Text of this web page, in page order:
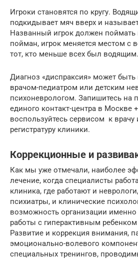
Игроки становятся по кругу.
подкидывает мяч вверх и
Названный игрок должен поймать
пойман, игрок меняется местом с
тот, кто меньше всех был водящим.
Диагноз «диспраксия» может быть
врачом-педиатром или детским
психоневрологом. Запишитесь на
единого контакт-центра в Москве
воспользуйтесь сервисом к врачу
регистратуру клиники.
Коррекционные и
Как мы уже отмечали, наиболее
лечение, когда специалисты
клиника, где работают и
психиатры, и клинические
возможность организации
работы с гиперактивным
Развитие и коррекция внимания,
эмоционально-волевого
специальных тренингов,